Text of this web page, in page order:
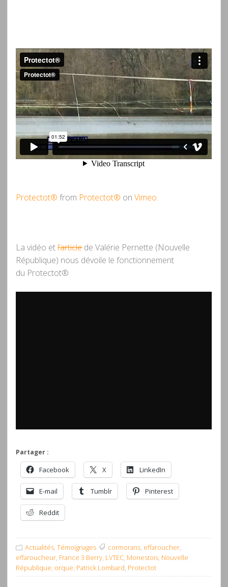
Protectot® from Protectot® onVimeo.
La vidéo etl’articlede Valérie Pernette (Nouvelle
République) nous dévoile le fonctionnement
du Protectot®
Partager :
Facebook X LinkedIn
E-mail Tumblr Pinterest
Reddit
Actualités,Témoignages cormorans, effaroucher,
effaroucheur, France 3 Berry, LVTEC, Monestois, Nouvelle
République, orque, Patrick Lombard, Protectot